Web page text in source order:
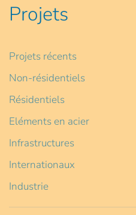
Projets
Projets récents
Non-résidentiels
Résidentiels
Eléments en acier
Infrastructures
Internationaux
Industrie